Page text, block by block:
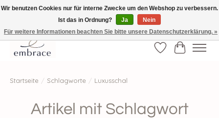
√ Versandkostenfrei ab € 40-, √ Made with Love and Happiness √Exklusiv und
nur hier im Onlineshop √high-quality & long-lasting fashion
Wunschzettel
Ihr
Startseite / Schlagworte / Luxusschal
Artikel mit Schlagwort
Wir benutzen Cookies nur für interne Zwecke um den Webshop zu verbessern.
Ist das in Ordnung?
Ja
Nein
Für weitere Informationen beachten Sie bitte unsere Datenschutzerklärung. »